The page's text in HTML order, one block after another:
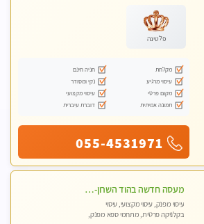
פלטינה
מקלחת
חניה חינם
עיסוי מרגיע
נקי ומסודר
מקום פרטי
עיסוי מקצועי
תמונה אמיתית
דוברת עיברית
055-4531971
מעסה חדשה בהוד השרון-מוזמן לחוויה בלתי נשכחת!!!עיסוי מפנק ביותר במקום פרטי לחלוטין
עיסוי מפנק, עיסוי מקצועי, עיסוי
בקלניקה פרטית, מתחמי ספא מפנק,